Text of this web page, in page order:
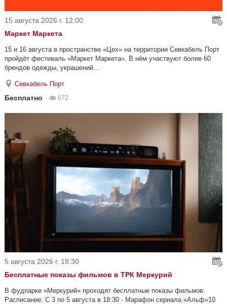
15 августа 2026 г. 12:00
Маркет Маркета
15 и 16 августа в пространстве «Цех» на территории Севкабель Порт
пройдёт фестиваль «Маркет Маркета». В нём участвуют более 60
брендов одежды, украшений...
Севкабель Порт
Бесплатно 672
5 августа 2026 г. 18:30
Бесплатные показы фильмов в ТРК Меркурий
В фудпарке «Меркурий» проходят бесплатные показы фильмов.
Расписание: С 3 по 5 августа в 18:30 - Марафон сериала «Альф»10